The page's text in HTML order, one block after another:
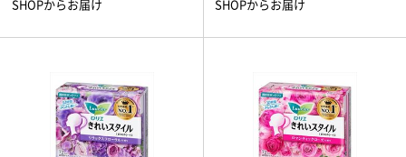
SHOPからお届け
SHOPからお届け